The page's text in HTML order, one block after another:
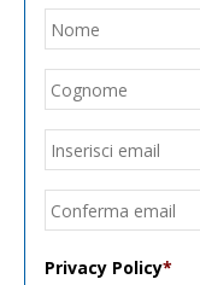
Nome
Email
Privacy Policy*